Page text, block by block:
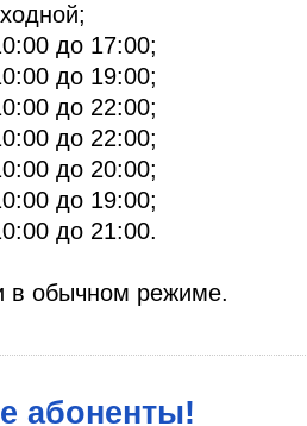
до 17:00;
до 19:00;
до 22:00;
до 22:00;
до 20:00;
до 19:00;
до 21:00.
в обычном режиме.
абоненты!